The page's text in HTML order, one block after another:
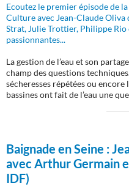
Ecoutez le premier épisode de
Culture avec Jean-Claude
Strat, Julie Trottier, Philippe
passionnantes...
La gestion de l’eau et son
champ des questions
sécheresses répétées ou
bassines ont fait de l’eau une
Baignade en Seine :
avec Arthur Germain
IDF)